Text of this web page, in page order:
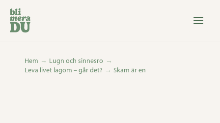
Hoppa
innehåll
Hem
Lugn och sinnesro
Leva livet lagom – går det?
Skam är en